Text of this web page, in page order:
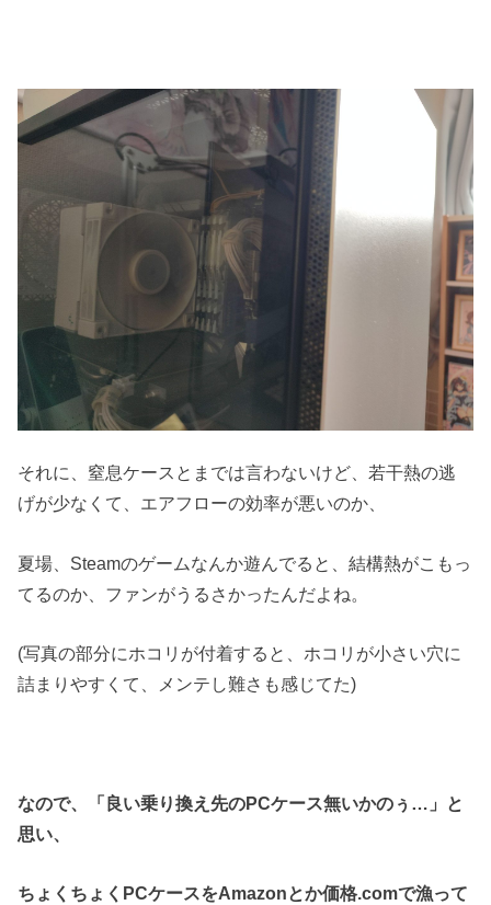
それに、窒息ケースとまでは言わないけど、若干熱の逃
げが少なくて、エアフローの効率が悪いのか、
夏場、Steamのゲームなんか遊んでると、結構熱がこもっ
てるのか、ファンがうるさかったんだよね。
(写真の部分にホコリが付着すると、ホコリが小さい穴に
詰まりやすくて、メンテし難さも感じてた)
なので、「良い乗り換え先のPCケース無いかのぅ…」と
思い、
ちょくちょくPCケースをAmazonとか価格.comで漁って